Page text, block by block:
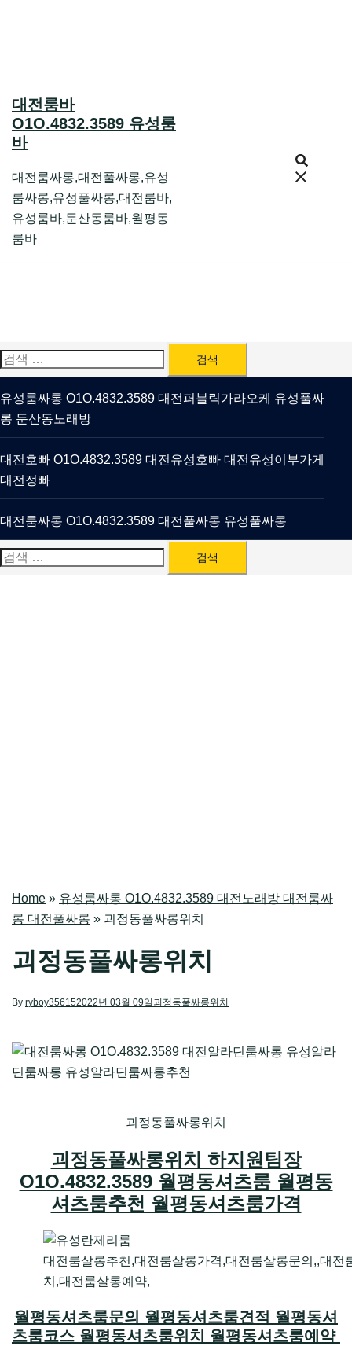
대전룸바
O1O.4832.3589 유성룸
바
대전룸싸롱,대전풀싸롱,유성
룸싸롱,유성풀싸롱,대전룸바,
유성룸바,둔산동룸바,월평동
룸바
검
색:
유성룸싸롱 O1O.4832.3589 대전퍼블릭가라오케 유성풀싸
롱 둔산동노래방
대전호빠 O1O.4832.3589 대전유성호빠 대전유성이부가게
대전정빠
대전룸싸롱 O1O.4832.3589 대전풀싸롱 유성풀싸롱
검
Home » 유성룸싸롱 O1O.4832.3589 대전노래방 대전룸싸
롱 대전풀싸롱 » 괴정동풀싸롱위치
괴정동풀싸롱위치
By ryboy356152022년 03월 09일 괴정동풀싸롱위치
괴정동풀싸롱위치
괴정동풀싸롱위치 하지원팀장
O1O.4832.3589 월평동셔츠룸 월평동
셔츠룸추천 월평동셔츠룸가격
대전룸살롱추천,대전룸살롱가격,대전룸살롱문의,,대
치,대전룸살롱예약,
월평동셔츠룸문의 월평동셔츠룸견적 월평동셔
츠룸코스 월평동셔츠룸위치 월평동셔츠룸예약